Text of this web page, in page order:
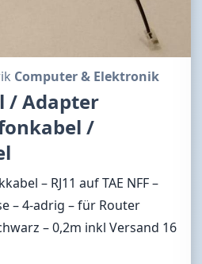
Computer & Elektronik
/ Adapter
/
– RJ11 auf TAE NFF –
– 4-adrig – für Router
– 0,2m inkl Versand 16